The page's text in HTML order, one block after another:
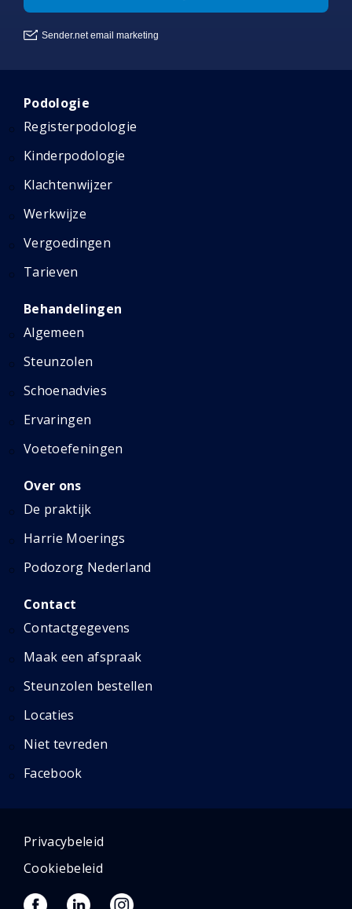
Podologie
Registerpodologie
Kinderpodologie
Klachtenwijzer
Werkwijze
Vergoedingen
Tarieven
Behandelingen
Algemeen
Steunzolen
Schoenadvies
Ervaringen
Voetoefeningen
Over ons
De praktijk
Harrie Moerings
Podozorg Nederland
Contact
Contactgegevens
Maak een afspraak
Steunzolen bestellen
Locaties
Niet tevreden
Facebook
Privacybeleid
Cookiebeleid